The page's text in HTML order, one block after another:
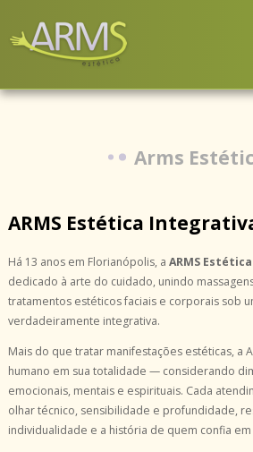
Arms
ARMS Estética
Há 13 anos em Florianópolis, a ARMS
dedicado à arte do cuidado, unindo
tratamentos estéticos faciais e corporais sob
verdadeiramente integrativa.
Mais do que tratar manifestações estéticas, a
humano em sua totalidade — considerando
emocionais, mentais e espirituais. Cada
olhar técnico, sensibilidade e profundidade,
individualidade e a história de quem confia